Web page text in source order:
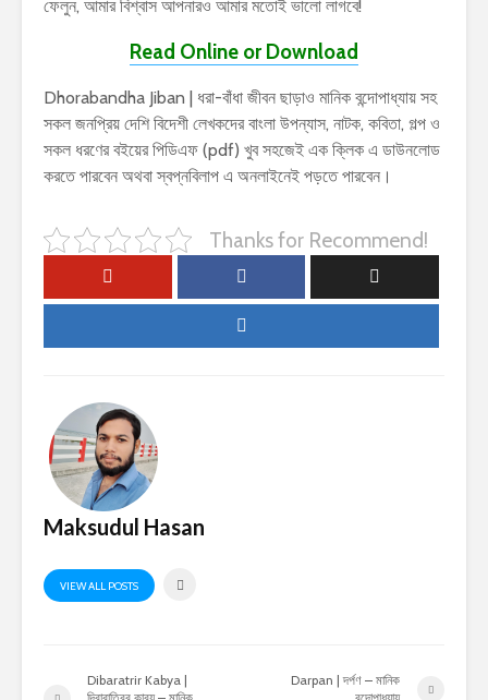
ফেলুন, আমার বিশ্বাস আপনারও আমার মতোই ভালো লাগবে!
Read Online or Download
Dhorabandha Jiban | ধরা-বাঁধা জীবন ছাড়াও মানিক বন্দোপাধ্যায় সহ
সকল জনপ্রিয় দেশি বিদেশী লেখকদের বাংলা উপন্যাস, নাটক, কবিতা, গল্প ও
সকল ধরণের বইয়ের পিডিএফ (pdf) খুব সহজেই এক ক্লিক এ ডাউনলোড
করতে পারবেন অথবা স্বপ্নবিলাপ এ অনলাইনেই পড়তে পারবেন।
Thanks for Recommend!
Maksudul Hasan
VIEW ALL POSTS
Dibaratrir Kabya |
Darpan | দর্পণ – মানিক